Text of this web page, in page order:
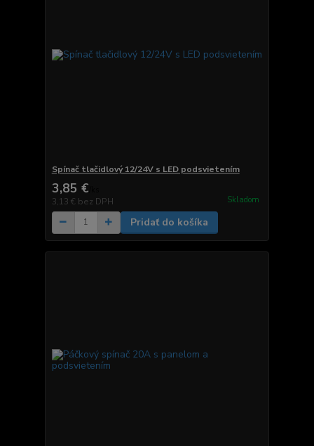
Spínač tlačidlový 12/24V s LED podsvietením
3,85 €
3,13 € bez DPH Skladom
Pridať do košíka